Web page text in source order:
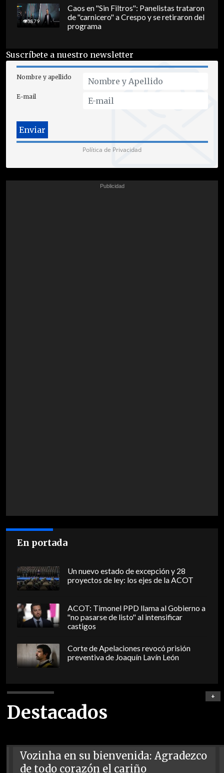
3879
Caos en "Sin Filtros": Panelistas trataron
de "carnicero" a Crespo y se retiraron del
programa
Suscríbete a nuestro newsletter
Nombre y apellido
E-mail
Política de Privacidad
En portada
Un nuevo estado de excepción y 28
proyectos de ley: los ejes de la ACOT
ACOT: Timonel PPD llama al Gobierno a
"no pasarse de listo" al intensificar
castigos
Corte de Apelaciones revocó prisión
preventiva de Joaquín Lavín León
Destacados
+
Vozinha en su bienvenida: Agradezco
de todo corazón el cariño